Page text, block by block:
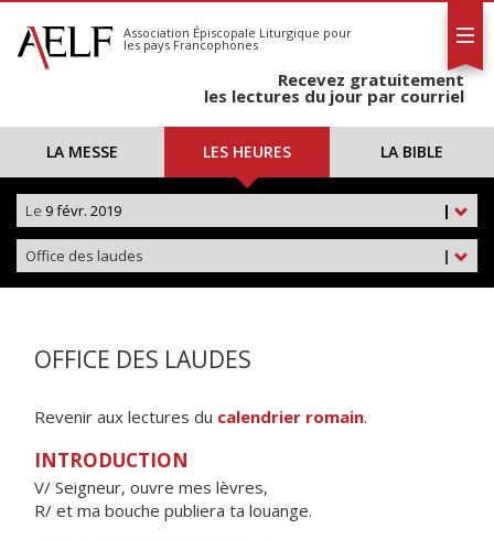
S'abonner
Calendrier
Association Épiscopale Liturgique pour
les pays Francophones
Recevez gratuitement
les lectures du jour par courriel
LA MESSE LES HEURES LA BIBLE
|
Le 9 févr. 2019
|
Office des laudes
OFFICE DES LAUDES
Revenir aux lectures du calendrier romain.
INTRODUCTION
V/ Seigneur, ouvre mes lèvres,
R/ et ma bouche publiera ta louange.